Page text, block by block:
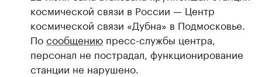
космической связи в России — Центр
космической связи «Дубна» в Подмосковье.
Посообщению пресс-службы центра,
персонал не пострадал, функционирование
станции не нарушено.